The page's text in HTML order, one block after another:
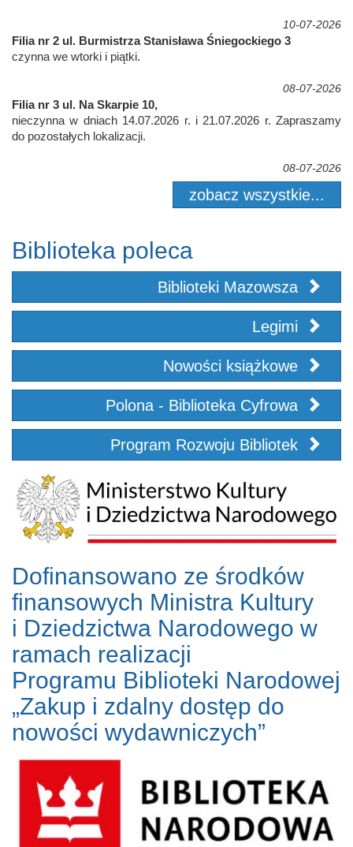
10-07-2026
Filia nr 2 ul. Burmistrza Stanisława Śniegockiego 3
czynna we wtorki i piątki.
08-07-2026
Filia nr 3 ul. Na Skarpie 10,
nieczynna w dniach 14.07.2026 r. i 21.07.2026 r. Zapraszamy
do pozostałych lokalizacji.
08-07-2026
zobacz wszystkie...
Biblioteka poleca
Biblioteki Mazowsza
Legimi
Nowości książkowe
Polona - Biblioteka Cyfrowa
Program Rozwoju Bibliotek
Dofinansowano ze środków
finansowych Ministra Kultury
i Dziedzictwa Narodowego w
ramach realizacji
Programu Biblioteki Narodowej
„Zakup i zdalny dostęp do
nowości wydawniczych”